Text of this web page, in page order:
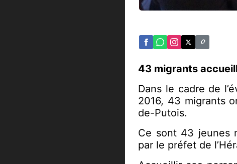
43 migrants
Dans le cadre de
2016, 43 migrants
de-Putois.
Ce sont 43 jeunes
par le préfet de